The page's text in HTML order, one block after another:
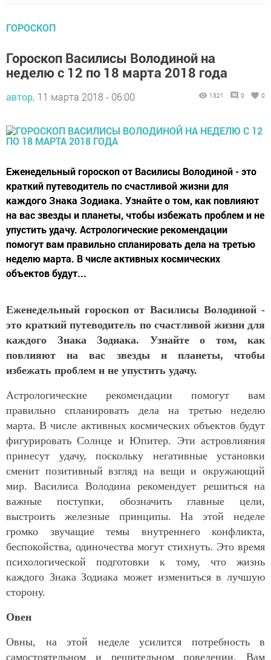
ГОРОСКОП
Гороскоп Василисы Володиной на
неделю с 12 по 18 марта 2018 года
автор, 11 марта 2018 - 06:00 1321 0 0
Еженедельный гороскоп от Василисы Володиной - это
краткий путеводитель по счастливой жизни для
каждого Знака Зодиака. Узнайте о том, как повлияют
на вас звезды и планеты, чтобы избежать проблем и не
упустить удачу. Астрологические рекомендации
помогут вам правильно спланировать дела на третью
неделю марта. В числе активных космических
объектов будут...
Еженедельный гороскоп от Василисы Володиной -
это краткий путеводитель по счастливой жизни для
каждого Знака Зодиака. Узнайте о том, как
повлияют на вас звезды и планеты, чтобы
избежать проблем и не упустить удачу.
Астрологические рекомендации помогут вам
правильно спланировать дела на третью неделю
марта. В числе активных космических объектов будут
фигурировать Солнце и Юпитер. Эти астровлияния
принесут удачу, поскольку негативные установки
сменит позитивный взгляд на вещи и окружающий
мир. Василиса Володина рекомендует решиться на
важные поступки, обозначить главные цели,
выстроить железные принципы. На этой неделе
громко звучащие темы внутреннего конфликта,
беспокойства, одиночества могут стихнуть. Это время
психологической подготовки к тому, что жизнь
каждого Знака Зодиака может измениться в лучшую
сторону.
Овен
Овны, на этой неделе усилится потребность в
самостоятельном и решительном поведении. Вам